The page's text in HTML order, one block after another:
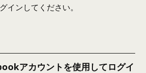
インしてください。
アカウントを使用してログイ